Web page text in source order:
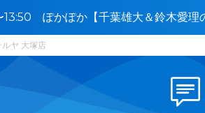
13:50 ぽかぽか【千葉雄大＆鈴木愛理
】🈑
ルヤ 大塚店